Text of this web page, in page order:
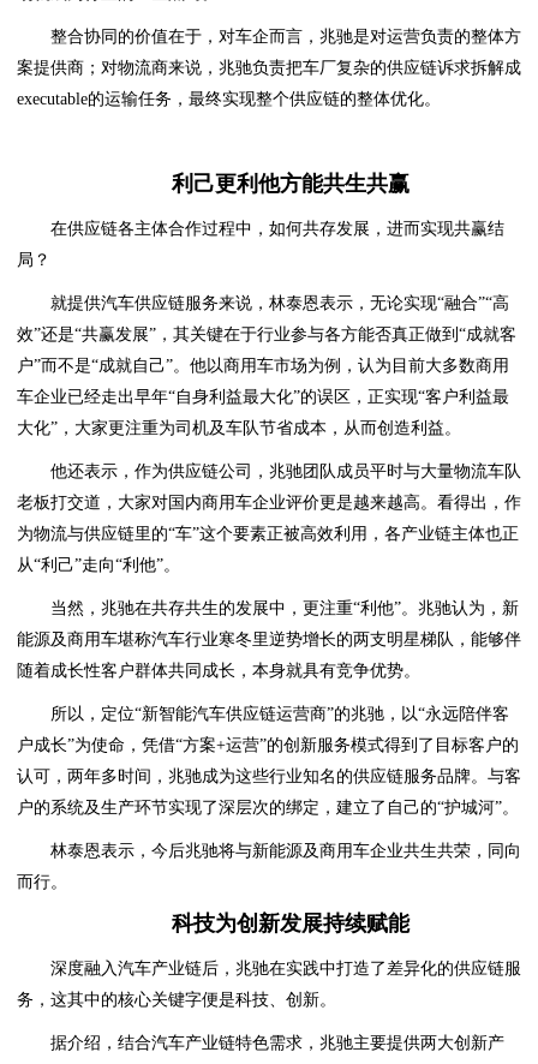
整合协同的价值在于，对车企而言，兆驰是对运营负责的整体方
案提供商；对物流商来说，兆驰负责把车厂复杂的供应链诉求拆解成
executable的运输任务，最终实现整个供应链的整体优化。
利己更利他方能共生共赢
在供应链各主体合作过程中，如何共存发展，进而实现共赢结
局？
就提供汽车供应链服务来说，林泰恩表示，无论实现“融合”“高
效”还是“共赢发展”，其关键在于行业参与各方能否真正做到“成就客
户”而不是“成就自己”。他以商用车市场为例，认为目前大多数商用
车企业已经走出早年“自身利益最大化”的误区，正实现“客户利益最
大化”，大家更注重为司机及车队节省成本，从而创造利益。
他还表示，作为供应链公司，兆驰团队成员平时与大量物流车队
老板打交道，大家对国内商用车企业评价更是越来越高。看得出，作
为物流与供应链里的“车”这个要素正被高效利用，各产业链主体也正
从“利己”走向“利他”。
当然，兆驰在共存共生的发展中，更注重“利他”。兆驰认为，新
能源及商用车堪称汽车行业寒冬里逆势增长的两支明星梯队，能够伴
随着成长性客户群体共同成长，本身就具有竞争优势。
所以，定位“新智能汽车供应链运营商”的兆驰，以“永远陪伴客
户成长”为使命，凭借“方案+运营”的创新服务模式得到了目标客户的
认可，两年多时间，兆驰成为这些行业知名的供应链服务品牌。与客
户的系统及生产环节实现了深层次的绑定，建立了自己的“护城河”。
林泰恩表示，今后兆驰将与新能源及商用车企业共生共荣，同向
而行。
科技为创新发展持续赋能
深度融入汽车产业链后，兆驰在实践中打造了差异化的供应链服
务，这其中的核心关键字便是科技、创新。
据介绍，结合汽车产业链特色需求，兆驰主要提供两大创新产